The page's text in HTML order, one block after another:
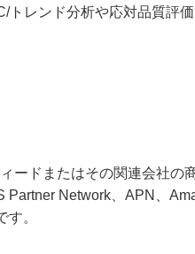
レンド分析や応対品質評
ドまたはその関連会社の商
Network、APN、
。